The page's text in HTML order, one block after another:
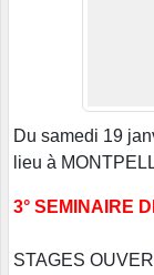
Du samedi 19
lieu à
3° SEMINAIRE
STAGES